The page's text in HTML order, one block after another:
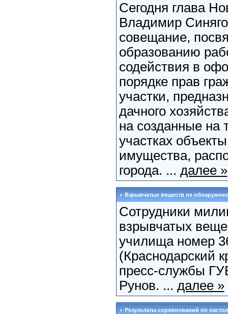
Сегодня глава
Владимир
совещание,
образованию
содействия в
порядке прав
участки,
дачного
на созданные на
участках
имущества,
города. ... далее »
Взрывчатых веществ не обнаружено
Сотрудники
взрывчатых
училища номер
(Краснодарский
пресс-службы
Рунов. ... далее »
Результаты соревнований по